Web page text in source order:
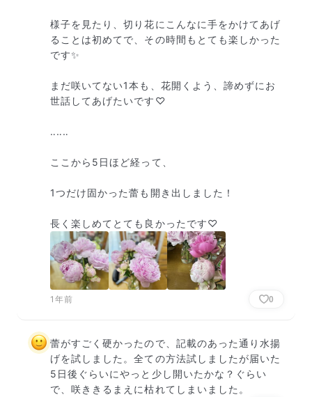
様子を見たり、切り花にこんなに手をかけてあげ
ることは初めてで、その時間もとても楽しかった
です✨
まだ咲いてない1本も、花開くよう、諦めずにお
世話してあげたいです♡
‥‥‥
ここから5日ほど経って、
1つだけ固かった蕾も開き出しました！
長く楽しめてとても良かったです♡
1年前 0
蕾がすごく硬かったので、記載のあった通り水揚
げを試しました。全ての方法試しましたが届いた
5日後ぐらいにやっと少し開いたかな？ぐらい
で、咲ききるまえに枯れてしまいました。